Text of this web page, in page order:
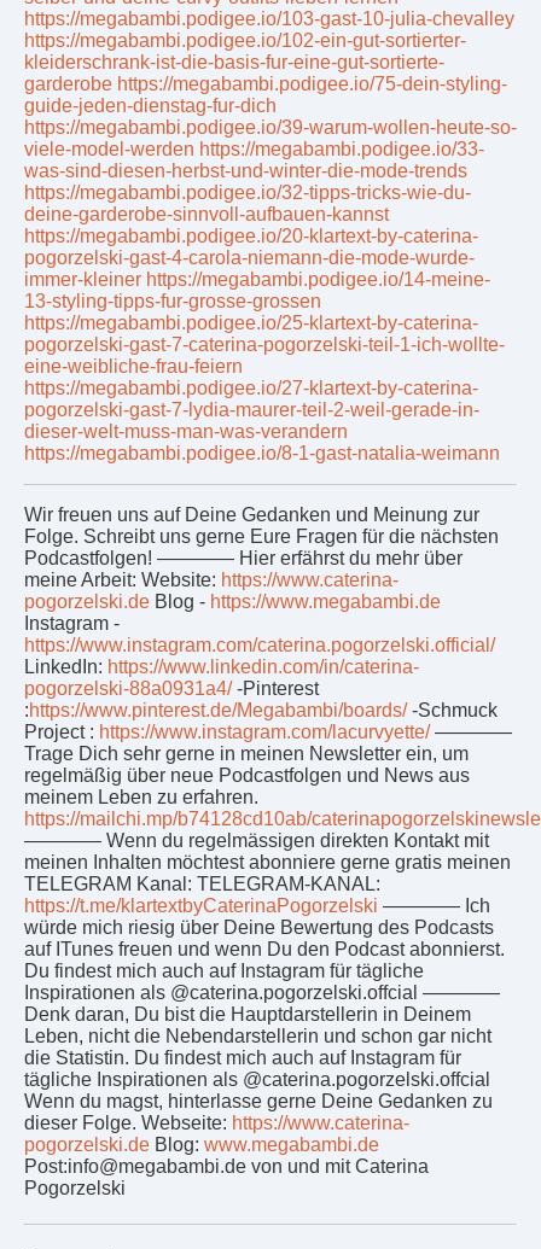
https://megabambi.podigee.io/103-gast-10-julia-chevalley
https://megabambi.podigee.io/102-ein-gut-sortierter-
kleiderschrank-ist-die-basis-fur-eine-gut-sortierte-
garderobe https://megabambi.podigee.io/75-dein-styling-
guide-jeden-dienstag-fur-dich
https://megabambi.podigee.io/39-warum-wollen-heute-so-
viele-model-werden https://megabambi.podigee.io/33-
was-sind-diesen-herbst-und-winter-die-mode-trends
https://megabambi.podigee.io/32-tipps-tricks-wie-du-
deine-garderobe-sinnvoll-aufbauen-kannst
https://megabambi.podigee.io/20-klartext-by-caterina-
pogorzelski-gast-4-carola-niemann-die-mode-wurde-
immer-kleiner https://megabambi.podigee.io/14-meine-
13-styling-tipps-fur-grosse-grossen
https://megabambi.podigee.io/25-klartext-by-caterina-
pogorzelski-gast-7-caterina-pogorzelski-teil-1-ich-wollte-
eine-weibliche-frau-feiern
https://megabambi.podigee.io/27-klartext-by-caterina-
pogorzelski-gast-7-lydia-maurer-teil-2-weil-gerade-in-
dieser-welt-muss-man-was-verandern
https://megabambi.podigee.io/8-1-gast-natalia-weimann
Wir freuen uns auf Deine Gedanken und Meinung zur
Folge. Schreibt uns gerne Eure Fragen für die nächsten
Podcastfolgen! ———— Hier erfährst du mehr über
meine Arbeit: Website: https://www.caterina-
pogorzelski.de Blog - https://www.megabambi.de
Instagram -
https://www.instagram.com/caterina.pogorzelski.official/
LinkedIn: https://www.linkedin.com/in/caterina-
pogorzelski-88a0931a4/-Pinterest
:https://www.pinterest.de/Megabambi/boards/-Schmuck
Project : https://www.instagram.com/lacurvyette/————
Trage Dich sehr gerne in meinen Newsletter ein, um
regelmäßig über neue Podcastfolgen und News aus
meinem Leben zu erfahren.
https://mailchi.mp/b74128cd10ab/
———— Wenn du regelmässigen direkten Kontakt mit
meinen Inhalten möchtest abonniere gerne gratis meinen
TELEGRAM Kanal: TELEGRAM-KANAL:
https://t.me/klartextbyCaterinaPogorzelski ———— Ich
würde mich riesig über Deine Bewertung des Podcasts
auf ITunes freuen und wenn Du den Podcast abonnierst.
Du findest mich auch auf Instagram für tägliche
Inspirationen als @caterina.pogorzelski.offcial ————
Denk daran, Du bist die Hauptdarstellerin in Deinem
Leben, nicht die Nebendarstellerin und schon gar nicht
die Statistin. Du findest mich auch auf Instagram für
tägliche Inspirationen als @caterina.pogorzelski.offcial
Wenn du magst, hinterlasse gerne Deine Gedanken zu
dieser Folge. Webseite: https://www.caterina-
pogorzelski.de Blog: www.megabambi.de
Post:info@megabambi.de von und mit Caterina
Pogorzelski